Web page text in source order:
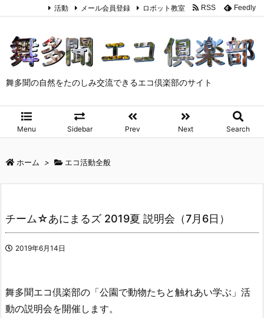
舞多聞の自然をたのしみ交流できるエコ倶楽部のサイト
Menu Sidebar Prev Next Search
活動 メール会員登録 ロボット教室 RSS Feedly
ホーム > エコ活動全般
チーム☆あにまるズ 2019夏 説明会（7月6日）
2019年6月14日
舞多聞エコ倶楽部の「公園で動物たちと触れあい学ぶ」活
動の説明会を開催します。